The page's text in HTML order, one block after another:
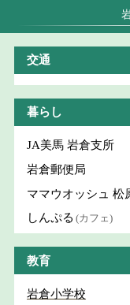
交通
暮らし
JA美馬 岩倉支所
岩倉郵便局
ママウオッシュ 松
しんぷる (カフェ)
教育
岩倉小学校